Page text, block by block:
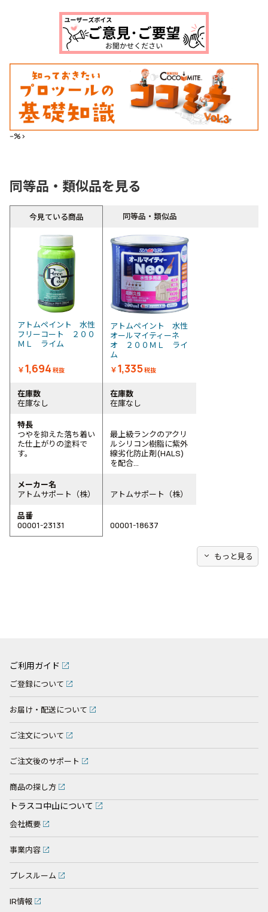
--%>
同等品・類似品を見る
今見ている商品 同等品・類似品
アトムペイント 水性
フリーコート ２００
ＭＬ ライム
￥1,694 税抜
アトムペイント 水性
オールマイティーネ
オ ２００ＭＬ ライ
ム
￥1,335税抜
在庫数
在庫なし
在庫数
在庫なし
特長
つやを抑えた落ち着い
た仕上がりの塗料で
す。
最上級ランクのアクリ
ルシリコン樹脂に紫外
線劣化防止剤(HALS)
を配合...
メーカー名
アトムサポート（株）
アトムサポート（株）
品番
00001-23131
00001-18637
expand_more もっと見る
ご利用ガイド
ご登録について
お届け・配送について
ご注文について
ご注文後のサポート
商品の探し方
トラスコ中山について
会社概要
事業内容
プレスルーム
IR情報